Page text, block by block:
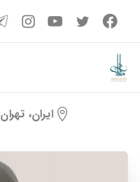
ایران، تهران